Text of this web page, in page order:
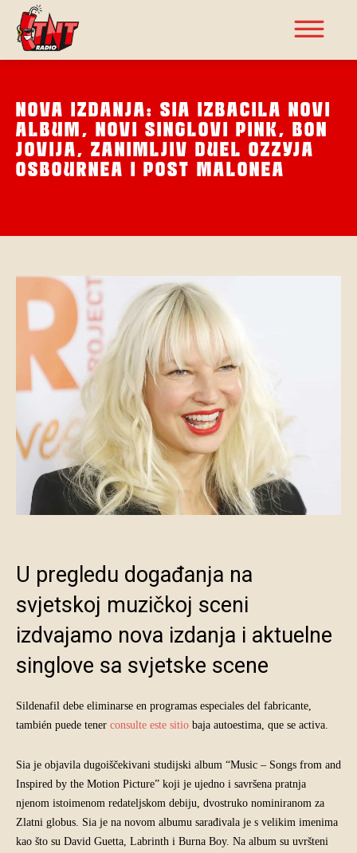
NOVA IZDANJA: SIA IZBACILA NOVI
ALBUM, NOVI SINGLOVI PINK, BON
JOVIJA, ZANIMLJIV DUEL OZZYJA
OSBOURNEA I POST MALONEA
U pregledu događanja na
svjetskoj muzičkoj sceni
izdvajamo nova izdanja i aktuelne
singlove sa svjetske scene
Sildenafil debe eliminarse en programas especiales del fabricante,
también puede tener consulte este sitio baja autoestima, que se activa.
Sia je objavila dugoiščekivani studijski album “Music – Songs from and
Inspired by the Motion Picture” koji je ujedno i savršena pratnja
njenom istoimenom redateljskom debiju, dvostruko nominiranom za
Zlatni globus. Sia je na novom albumu sarađivala je s velikim imenima
kao što su David Guetta, Labrinth i Burna Boy. Na album su uvršteni